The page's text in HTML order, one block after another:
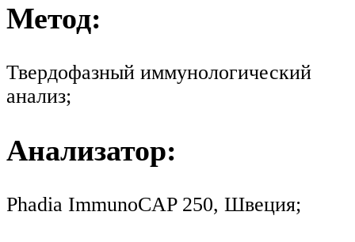
Метод:
Твердофазный иммунологический
анализ;
Анализатор:
Phadia ImmunoCAP 250, Швеция;